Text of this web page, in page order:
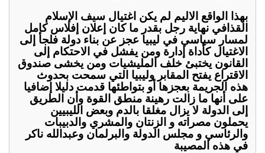
بهذا الواقع الاليم لم يكن اغتيال سيف الإسلام
القذافي نهاية رجل بقدر ما كان إعلان إفلاس كامل
لمسار سياسي في ليبيا عجز عن بناء دولة فلجأ إلى
الاغتيال كأداة إدارة ومن يفشل في الاحتكام إلى
القانون يختبئ خلف المليشيات ومن يخشى صندوق
الاقتراع يفتح المقابر وليبيا التي سمحت بحدوث
هذه الجريمة بعجزها أو بتواطئها قدمت دليلا إضافيا
على أنها ما زالت رهينة منطق القوة وأن الطريق
إلى الدولة لا يزال مغلقا بالدم وبعض الليبيين
يحملون مصراته و الزنتان والمشري والدبيبات
والرئاسي و مجلس الدولة والبرلمان وعبدالله ناكر
في هذه المصيبة